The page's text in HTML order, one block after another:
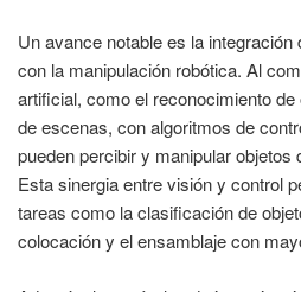
Un avance notable es la
con la manipulación robótica. Al
artificial, como el reconocimiento
de escenas, con algoritmos de
pueden percibir y manipular
Esta sinergia entre visión y control
tareas como la clasificación de
colocación y el ensamblaje con